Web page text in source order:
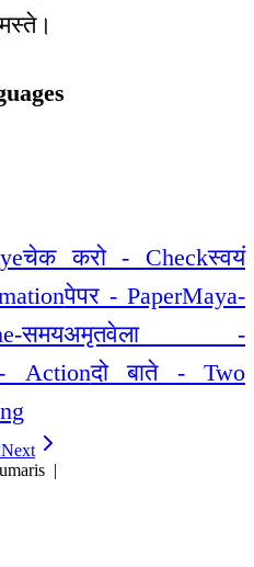
चेक करो - Checkस्वयं
पेपर - PaperMaya-
समयअमृतवेला -
Actionदो बाते - Two
Next
|